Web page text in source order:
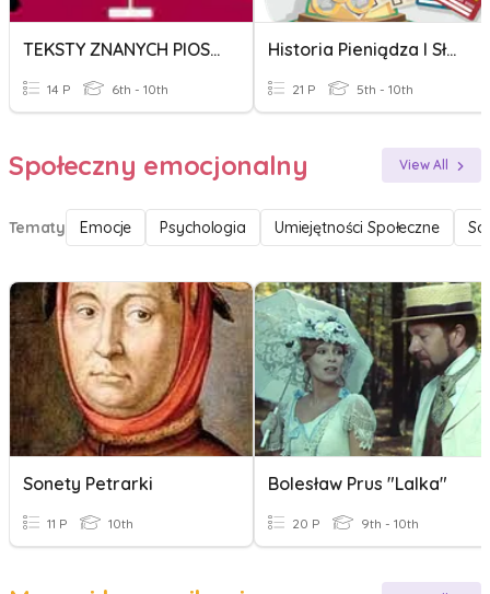
TEKSTY ZNANYCH PIOSENEK
14 P 6th - 10th
Historia Pieniądza I Słowniczek Bankowości
21 P 5th - 10th
Społeczny emocjonalny View All
Tematy Emocje Psychologia Umiejętności Społeczne
Sonety Petrarki
11 P 10th
Bolesław Prus "Lalka"
20 P 9th - 10th